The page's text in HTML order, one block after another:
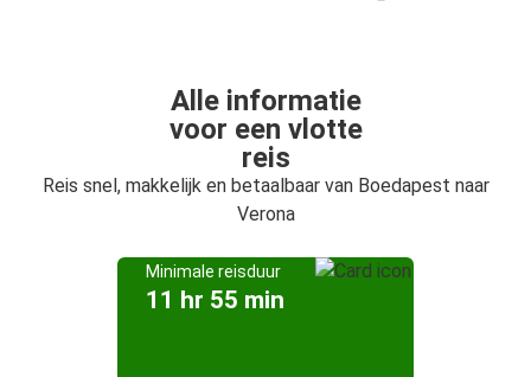
Alle informatie
voor een vlotte
reis
Reis snel, makkelijk en betaalbaar van Boedapest naar
Verona
Minimale reisduur
11 hr 55 min